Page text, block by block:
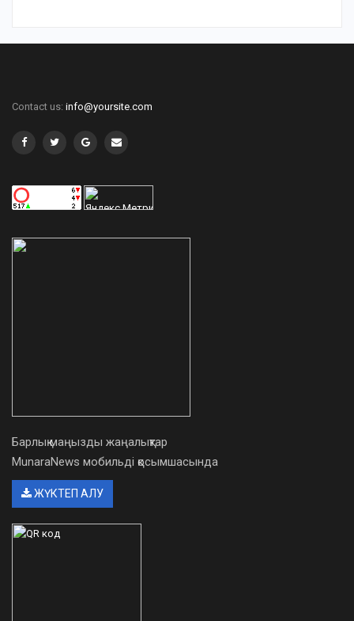
Contact us: info@yoursite.com
Барлық маңызды жаңалықтар
MunaraNews мобильді қосымшасында
ЖҮКТЕП АЛУ